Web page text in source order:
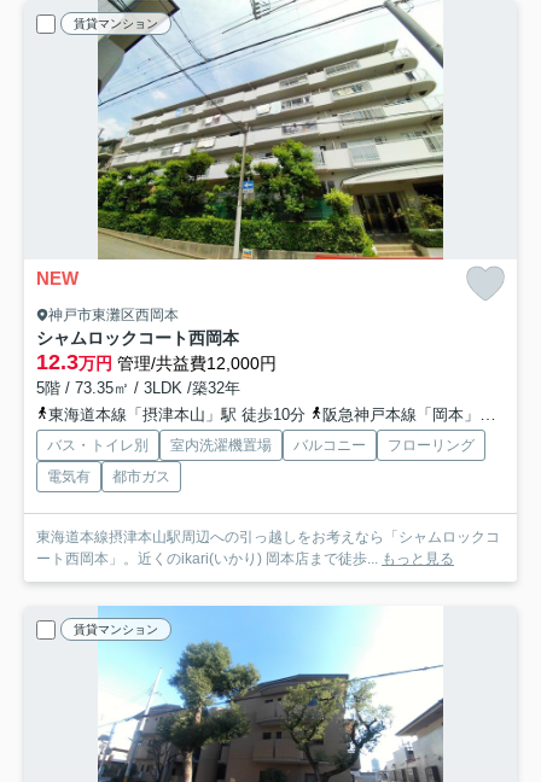
賃貸マンション
NEW
神戸市東灘区西岡本
シャムロックコート西岡本
12.3万円 管理/共益費12,000円
5階 / 73.35㎡ / 3LDK /築32年
東海道本線「摂津本山」駅 徒歩10分
阪急神戸本線「岡本」駅 徒歩13分
バス・トイレ別 室内洗濯機置場 バルコニー
フローリング
電気有
都市ガス
東海道本線摂津本山駅周辺への引っ越しをお考えなら「シャムロックコ
ート西岡本」。近くのikari(いかり) 岡本店まで徒歩... もっと見る
賃貸マンション